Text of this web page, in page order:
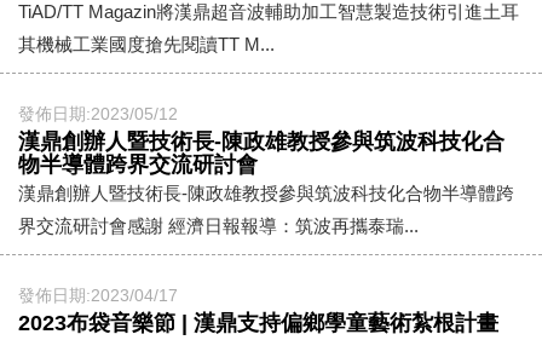
TiAD/TT Magazin將漢鼎超音波輔助加工智慧製造技術引進土耳
其機械工業國度搶先閱讀TT M...
發佈日期:2023/05/12
漢鼎創辦人暨技術長-陳政雄教授參與筑波科技化合
物半導體跨界交流研討會
漢鼎創辦人暨技術長-陳政雄教授參與筑波科技化合物半導體跨
界交流研討會感謝 經濟日報報導：筑波再攜泰瑞...
發佈日期:2023/04/17
2023布袋音樂節 | 漢鼎支持偏鄉學童藝術紮根計畫